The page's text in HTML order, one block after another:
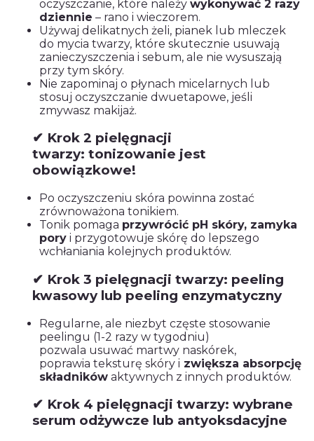
oczyszczanie, które należy wykonywać 2 razy
dziennie – rano i wieczorem.
Używaj delikatnych żeli, pianek lub mleczek
do mycia twarzy, które skutecznie usuwają
zanieczyszczenia i sebum, ale nie wysuszają
przy tym skóry.
Nie zapominaj o płynach micelarnych lub
stosuj oczyszczanie dwuetapowe, jeśli
zmywasz makijaż.
✔ Krok 2 pielęgnacji
twarzy: tonizowanie jest
obowiązkowe!
Po oczyszczeniu skóra powinna zostać
zrównoważona tonikiem.
Tonik pomaga przywrócić pH skóry, zamyka
pory i przygotowuje skórę do lepszego
wchłaniania kolejnych produktów.
✔ Krok 3 pielęgnacji twarzy: peeling
kwasowy lub peeling enzymatyczny
Regularne, ale niezbyt częste stosowanie
peelingu (1-2 razy w tygodniu)
pozwala usuwać martwy naskórek,
poprawia teksturę skóry i zwiększa absorpcję
składników aktywnych z innych produktów.
✔ Krok 4 pielęgnacji twarzy: wybrane
serum odżywcze lub antyoksdacyjne